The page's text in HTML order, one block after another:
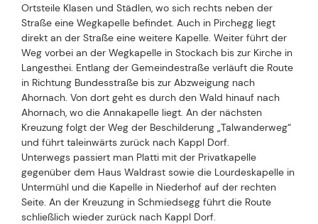
Ortsteile Klasen und Städlen, wo sich rechts neben der
Straße eine Wegkapelle befindet. Auch in Pirchegg liegt
direkt an der Straße eine weitere Kapelle. Weiter führt der
Weg vorbei an der Wegkapelle in Stockach bis zur Kirche in
Langesthei. Entlang der Gemeindestraße verläuft die Route
in Richtung Bundesstraße bis zur Abzweigung nach
Ahornach. Von dort geht es durch den Wald hinauf nach
Ahornach, wo die Annakapelle liegt. An der nächsten
Kreuzung folgt der Weg der Beschilderung „Talwanderweg“
und führt taleinwärts zurück nach Kappl Dorf.
Unterwegs passiert man Platti mit der Privatkapelle
gegenüber dem Haus Waldrast sowie die Lourdeskapelle in
Untermühl und die Kapelle in Niederhof auf der rechten
Seite. An der Kreuzung in Schmiedsegg führt die Route
schließlich wieder zurück nach Kappl Dorf.